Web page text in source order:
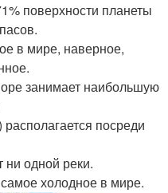
поверхности планеты
в мире, наверное,
занимает наибольшую
посреди
ни одной реки.
холодное в мире.